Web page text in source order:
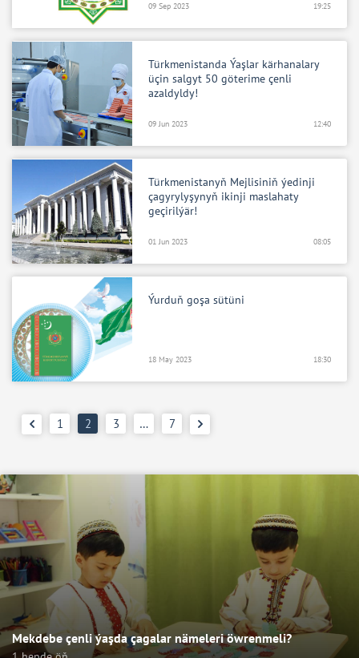
09 Sep 2023 19:25
Türkmenistanda Ýaşlar kärhanalary
üçin salgyt 50 göterime çenli
azaldyldy!
09 Jun 2023 12:40
Türkmenistanyň Mejlisiniň ýedinji
çagyrylyşynyň ikinji maslahaty
geçirilýär!
01 Jun 2023 08:05
Ýurduň goşa sütüni
18 May 2023 18:30
1 2 3 … 7
Mekdebe çenli ýaşda çagalar nämeleri öwrenmeli?